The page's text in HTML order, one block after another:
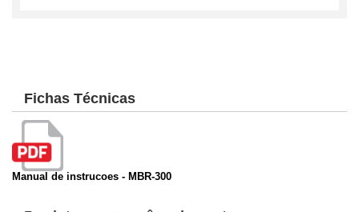
Fichas Técnicas
Manual de instrucoes - MBR-300